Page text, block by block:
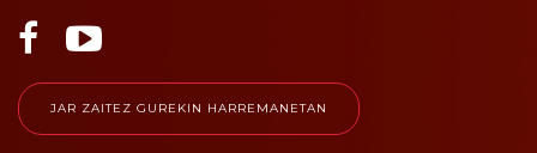
JAR ZAITEZ GUREKIN HARREMANETAN